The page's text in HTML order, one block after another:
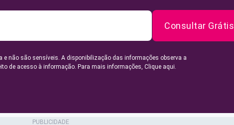
Consultar Grátis
e não são sensíveis. A disponibilização das informações observa a
de acesso à informação. Para mais informações, Clique aqui.